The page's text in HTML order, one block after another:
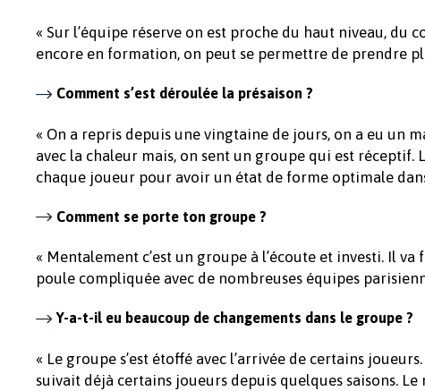
« Sur l’équipe réserve on est proche du haut niveau, du
encore en formation, on peut se permettre de prendre
Comment s’est déroulée la présaison ?
« On a repris depuis une vingtaine de jours, on a eu un
avec la chaleur mais, on sent un groupe qui est réceptif.
chaque joueur pour avoir un état de forme optimale
Comment se porte ton groupe ?
« Mentalement c’est un groupe à l’écoute et investi. Il
poule compliquée avec de nombreuses équipes
Y-a-t-il eu beaucoup de changements dans le groupe ?
« Le groupe s’est étoffé avec l’arrivée de certains
suivait déjà certains joueurs depuis quelques saisons. Le